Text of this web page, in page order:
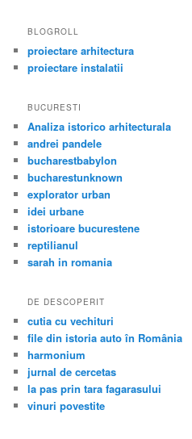
BLOGROLL
proiectare arhitectura
proiectare instalatii
BUCURESTI
Analiza istorico arhitecturala
andrei pandele
bucharestbabylon
bucharestunknown
explorator urban
idei urbane
istorioare bucurestene
reptilianul
sarah in romania
DE DESCOPERIT
cutia cu vechituri
file din istoria auto în România
harmonium
jurnal de cercetas
la pas prin tara fagarasului
vinuri povestite